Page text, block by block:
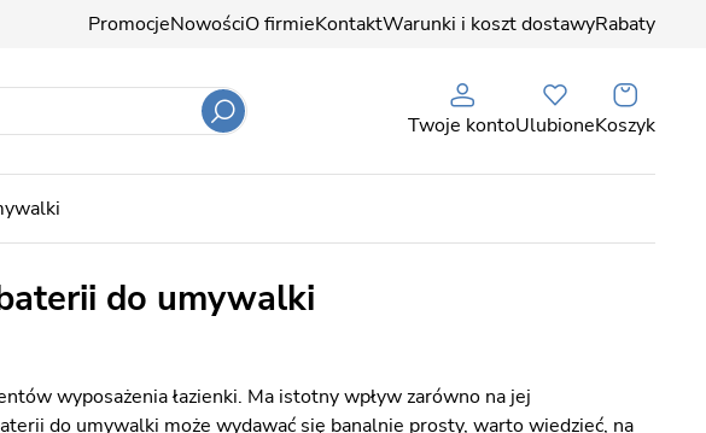
PromocjeNowościO firmieKontaktWarunki i koszt dostawyRabaty
Twoje kontoUlubioneKoszyk
do umywalki
wyposażenia łazienki. Ma istotny wpływ zarówno na jej
do umywalki może wydawać się banalnie prosty, warto wiedzieć, na